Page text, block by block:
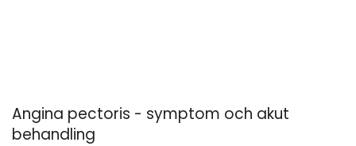
Angina pectoris - symptom och akut
behandling